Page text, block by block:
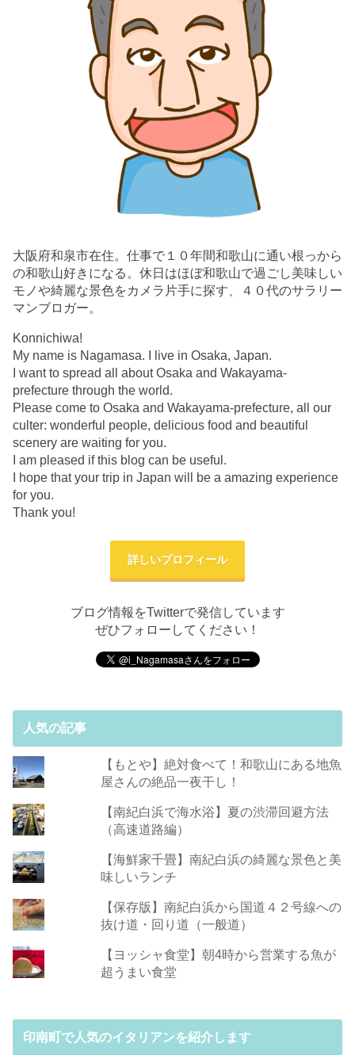
大阪府和泉市在住。仕事で１０年間和歌山に通い根っから
の和歌山好きになる。休日はほぼ和歌山で過ごし美味しい
モノや綺麗な景色をカメラ片手に探す、４０代のサラリー
マンブロガー。
Konnichiwa!
My name is Nagamasa. I live in Osaka, Japan.
I want to spread all about Osaka and Wakayama-
prefecture through the world.
Please come to Osaka and Wakayama-prefecture, all our
culter: wonderful people, delicious food and beautiful
scenery are waiting for you.
I am pleased if this blog can be useful.
I hope that your trip in Japan will be a amazing experience
for you.
Thank you!
詳しいプロフィール
ブログ情報をTwitterで発信しています
ぜひフォローしてください！
人気の記事
【もとや】絶対食べて！和歌山にある地魚
屋さんの絶品一夜干し！
【南紀白浜で海水浴】夏の渋滞回避方法
（高速道路編）
【海鮮家千畳】南紀白浜の綺麗な景色と美
味しいランチ
【保存版】南紀白浜から国道４２号線への
抜け道・回り道（一般道）
【ヨッシャ食堂】朝4時から営業する魚が
超うまい食堂
印南町で人気のイタリアンを紹介します